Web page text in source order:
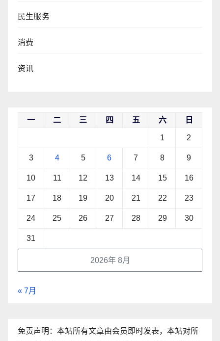
民生服务
消费
资讯
2026年 8月
一 二 三 四 五 六 日
1 2
3 4 5 6 7 8 9
10 11 12 13 14 15 16
17 18 19 20 21 22 23
24 25 26 27 28 29 30
31
« 7月
免责声明：本站所有文章由会员即时发表，本站对所